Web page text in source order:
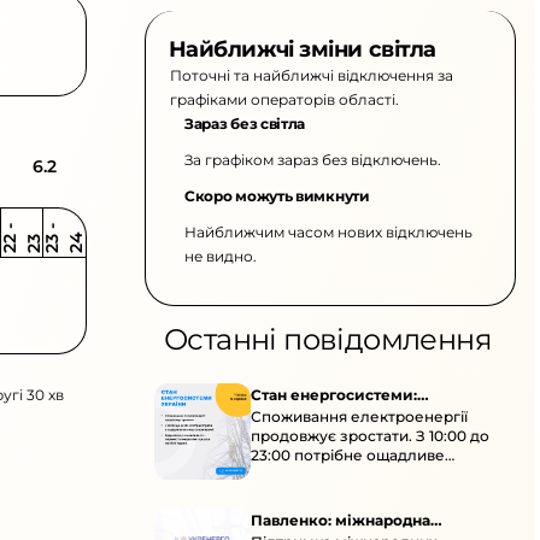
6.2
2 2
-
2 3 2 3
-
2 4
30 хв
Найближчі зміни світла
Поточні та найближчі відключення за
графіками операторів області.
Зараз без світла
За графіком зараз без відключень.
Скоро можуть вимкнути
Найближчим часом нових відключень
не видно.
Останні повідомлення
Стан енергосистеми:
споживання зростає
Споживання електроенергії
продовжує зростати. З 10:00 до
23:00 потрібне ощадливе
енергоспоживання, а
перенести на нічні години.
Павленко: міжнародна